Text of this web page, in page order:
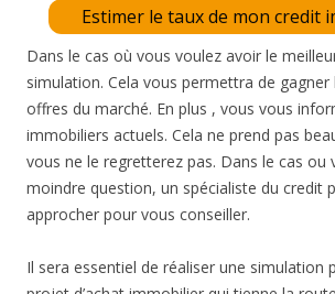
Estimer le taux de mon credit
Dans le cas où vous voulez avoir le
simulation. Cela vous permettra de gagner
offres du marché. En plus , vous vous
immobiliers actuels. Cela ne prend pas
vous ne le regretterez pas. Dans le cas ou
moindre question, un spécialiste du credit
approcher pour vous conseiller.
Il sera essentiel de réaliser une simulation